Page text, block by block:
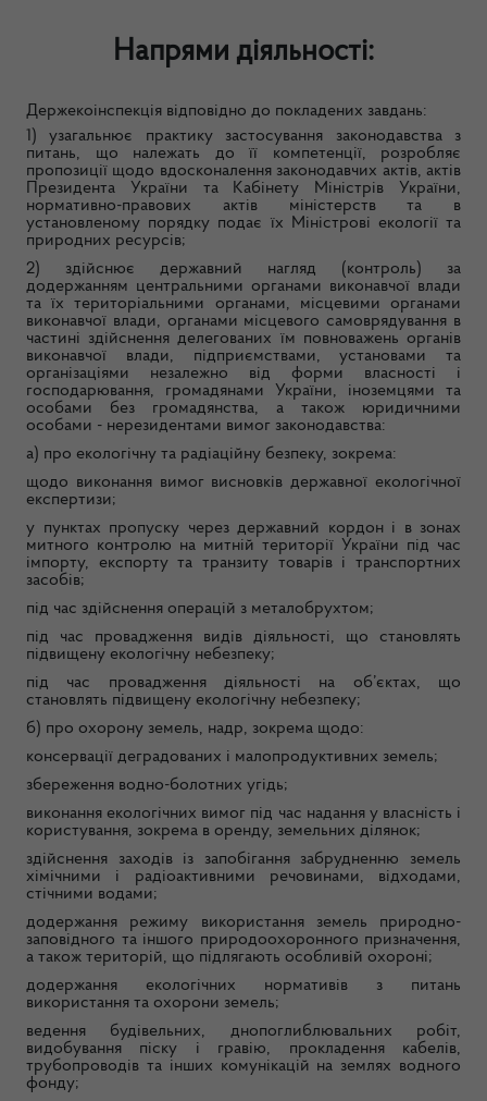
Напрями діяльності:
Держекоінспекція відповідно до покладених завдань:
1) узагальнює практику застосування законодавства з
питань, що належать до її компетенції, розробляє
пропозиції щодо вдосконалення законодавчих актів, актів
Президента України та Кабінету Міністрів України,
нормативно-правових актів міністерств та в
установленому порядку подає їх Міністрові екології та
природних ресурсів;
2) здійснює державний нагляд (контроль) за
додержанням центральними органами виконавчої влади
та їх територіальними органами, місцевими органами
виконавчої влади, органами місцевого самоврядування в
частині здійснення делегованих їм повноважень органів
виконавчої влади, підприємствами, установами та
організаціями незалежно від форми власності і
господарювання, громадянами України, іноземцями та
особами без громадянства, а також юридичними
особами - нерезидентами вимог законодавства:
а) про екологічну та радіаційну безпеку, зокрема:
щодо виконання вимог висновків державної екологічної
експертизи;
у пунктах пропуску через державний кордон і в зонах
митного контролю на митній території України під час
імпорту, експорту та транзиту товарів і транспортних
засобів;
під час здійснення операцій з металобрухтом;
під час провадження видів діяльності, що становлять
підвищену екологічну небезпеку;
під час провадження діяльності на об’єктах, що
становлять підвищену екологічну небезпеку;
б) про охорону земель, надр, зокрема щодо:
консервації деградованих і малопродуктивних земель;
збереження водно-болотних угідь;
виконання екологічних вимог під час надання у власність і
користування, зокрема в оренду, земельних ділянок;
здійснення заходів із запобігання забрудненню земель
хімічними і радіоактивними речовинами, відходами,
стічними водами;
додержання режиму використання земель природно-
заповідного та іншого природоохоронного призначення,
а також територій, що підлягають особливій охороні;
додержання екологічних нормативів з питань
використання та охорони земель;
ведення будівельних, днопоглиблювальних робіт,
видобування піску і гравію, прокладення кабелів,
трубопроводів та інших комунікацій на землях водного
фонду;